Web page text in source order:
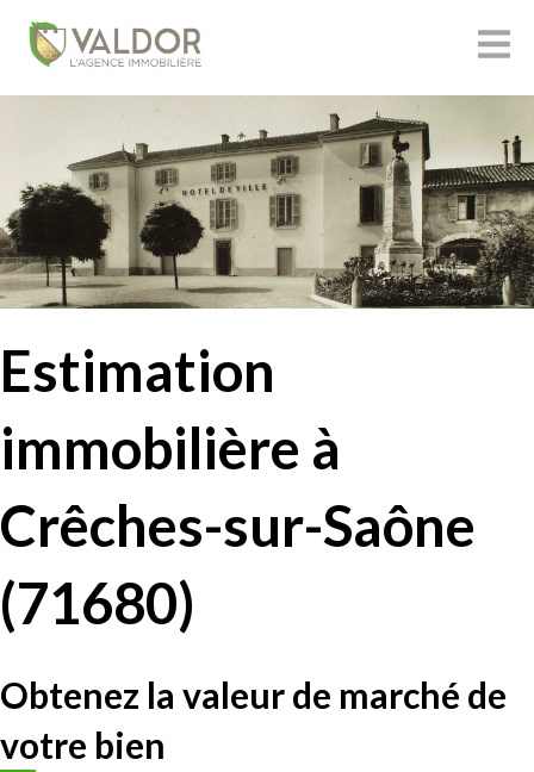
Estimation
immobilière à
Crêches-sur-Saône
(71680)
Obtenez la valeur de marché de
votre bien